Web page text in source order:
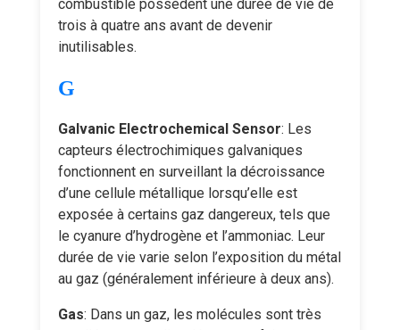
combustible possèdent une durée de vie de
trois à quatre ans avant de devenir
inutilisables.
G
Galvanic Electrochemical Sensor: Les
capteurs électrochimiques galvaniques
fonctionnent en surveillant la décroissance
d’une cellule métallique lorsqu’elle est
exposée à certains gaz dangereux, tels que
le cyanure d’hydrogène et l’ammoniac. Leur
durée de vie varie selon l’exposition du métal
au gaz (généralement inférieure à deux ans).
Gas: Dans un gaz, les molécules sont très